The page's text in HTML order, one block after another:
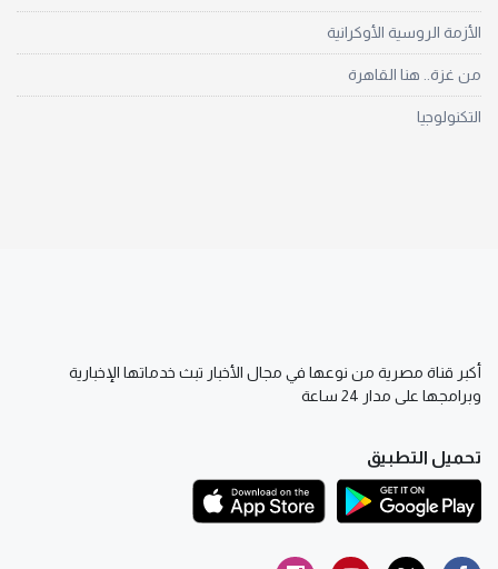
الأزمة الروسية الأوكرانية
من غزة.. هنا القاهرة
التكنولوجيا
أكبر قناة مصرية من نوعها في مجال الأخبار تبث خدماتها الإخبارية
وبرامجها على مدار 24 ساعة
تحميل التطبيق